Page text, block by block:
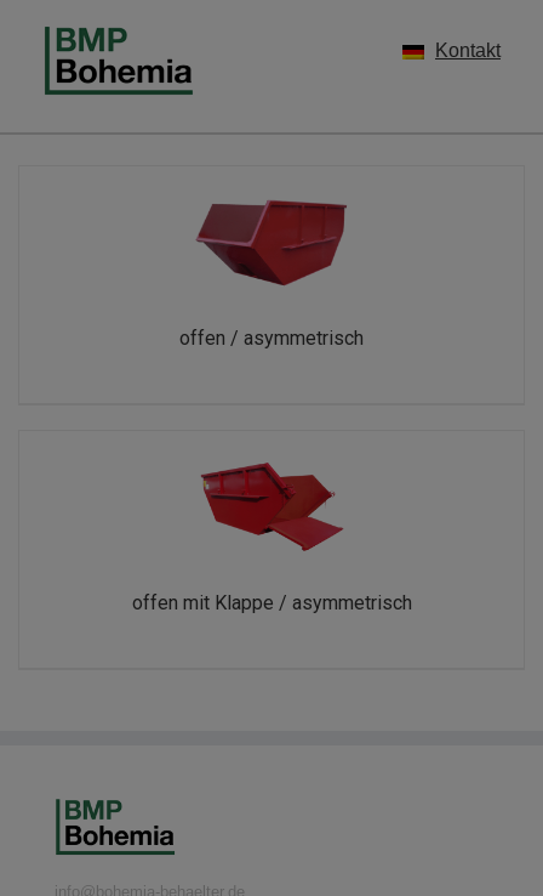
springen
Kontakt
offen / asymmetrisch
offen mit Klappe / asymmetrisch
info@bohemia-behaelter.de